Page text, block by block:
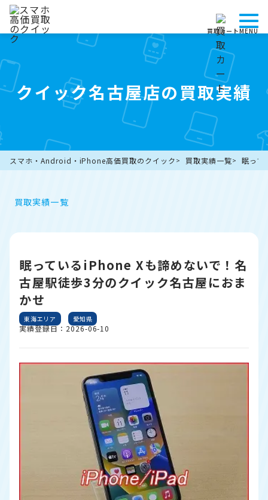
買取カートMENU
クイック名古屋店の買取実績
スマホ・Android・iPhone高価買取のクイック 買取実績一覧 眠って
買取実績一覧
眠っているiPhone Xも諦めないで！名
古屋駅徒歩3分のクイック名古屋におま
かせ
東海エリア 愛知県
実績登録日：2026-06-10